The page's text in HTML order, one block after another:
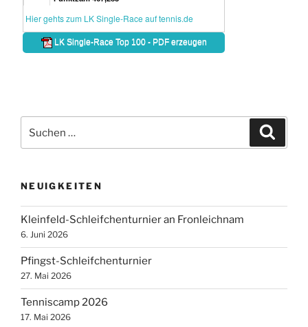
nach:
NEUIGKEITEN
Kleinfeld-Schleifchenturnier an Fronleichnam
6. Juni 2026
Pfingst-Schleifchenturnier
27. Mai 2026
Tenniscamp 2026
17. Mai 2026